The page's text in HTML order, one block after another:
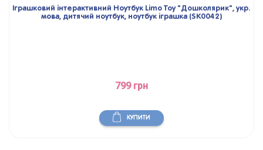
Іграшковий інтерактивний Ноутбук Limo Toy "Дошколярик", укр.
мова, дитячий ноутбук, ноутбук іграшка (SK0042)
799 грн
КУПИТИ